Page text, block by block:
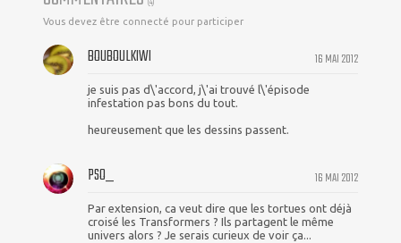
Vous devez être connecté pour participer
16 MAI 2012
BOUBOULKIWI
je suis pas d\'accord, j\'ai trouvé l\'épisode
infestation pas bons du tout.
heureusement que les dessins passent.
16 MAI 2012
PSO_
Par extension, ca veut dire que les tortues ont déjà
croisé les Transformers ? Ils partagent le même
univers alors ? Je serais curieux de voir ça...